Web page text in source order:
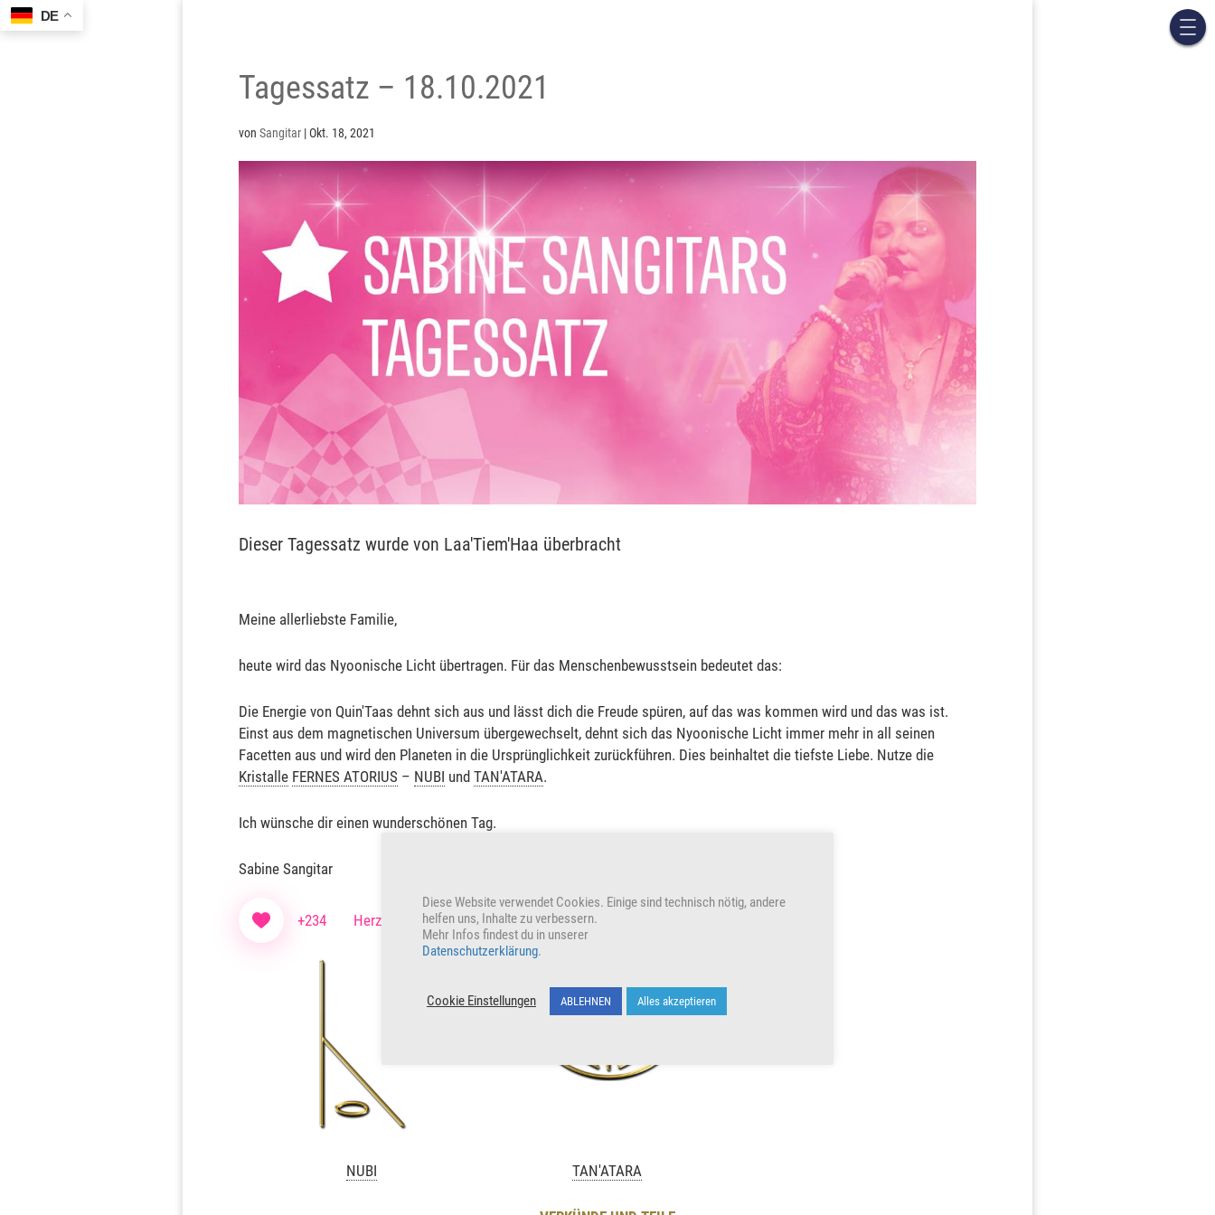
Tagessatz – 18.10.2021
von Sangitar|Okt. 18, 2021
Dieser Tagessatz wurde von Laa'Tiem'Haa überbracht
Meine allerliebste Familie,
heute wird das Nyoonische Licht übertragen. Für das Menschenbewusstsein bedeutet das:
Die Energie von Quin'Taas dehnt sich aus und lässt dich die Freude spüren, auf das was kommen wird und das was ist.
Einst aus dem magnetischen Universum übergewechselt, dehnt sich das Nyoonische Licht immer mehr in all seinen
Facetten aus und wird den Planeten in die Ursprünglichkeit zurückführen. Dies beinhaltet die tiefste Liebe. Nutze die
Kristalle FERNES ATORIUS – NUBI und TAN'ATARA.
Ich wünsche dir einen wunderschönen Tag.
Sabine Sangitar
+234 Herzen freuen auch uns
NUBI TAN'ATARA
Diese Website verwendet Cookies. Einige sind technisch nötig, andere
helfen uns, Inhalte zu verbessern.
Mehr Infos findest du in unserer
Datenschutzerklärung.
Cookie Einstellungen ABLEHNEN Alles akzeptieren
DE